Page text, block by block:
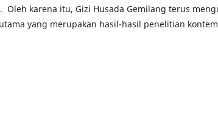
Oleh karena itu, Gizi Husada Gemilang terus
yang merupakan hasil-hasil penelitian